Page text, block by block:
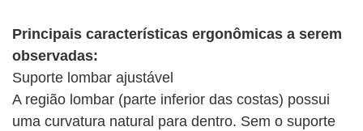
Principais características ergonômicas a serem
observadas:
Suporte lombar ajustável
A região lombar (parte inferior das costas) possui
uma curvatura natural para dentro. Sem o suporte